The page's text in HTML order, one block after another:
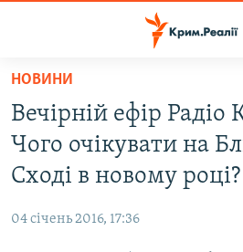
Перейти
основного
матеріалу
Перейти
до
основної
ВОДА.КРИМ
ВІДЕО ТА ФОТО
БЛОГИ
НОВИНИ
Вечірній ефір Радіо
Чого очікувати на
Сході в новому році?
04 січень 2016, 17:36